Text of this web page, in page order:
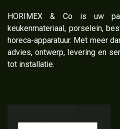
​HORIMEX & Co is uw
keukenmateriaal, porselein,
horeca-apparatuur. Met meer
advies, ontwerp, levering en
tot installatie.